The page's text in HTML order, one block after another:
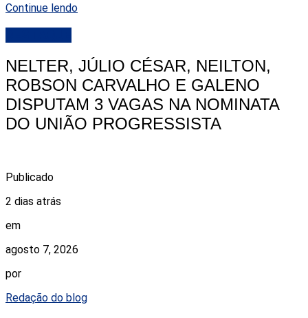
Continue lendo
NELTER, JÚLIO CÉSAR, NEILTON,
ROBSON CARVALHO E GALENO
DISPUTAM 3 VAGAS NA NOMINATA
DO UNIÃO PROGRESSISTA
Publicado
2 dias atrás
em
agosto 7, 2026
por
Redação do blog